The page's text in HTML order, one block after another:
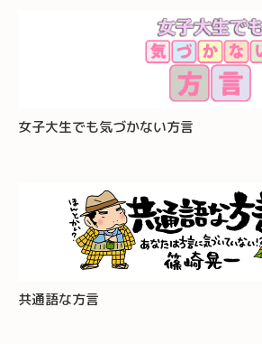
女子大生でも気づかない方言
共通語な方言